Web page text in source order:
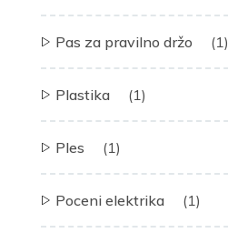
Pas za pravilno držo (1)
Plastika (1)
Ples (1)
Poceni elektrika (1)